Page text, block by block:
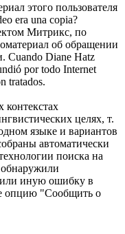
этого пользователя
era una copia?
Митрикс, по
об обращении
Cuando Diane Hatz
por todo Internet
tratados.
целях, т.
языке и вариантов
автоматически
поиска на
иную ошибку в
опцию "Сообщить о